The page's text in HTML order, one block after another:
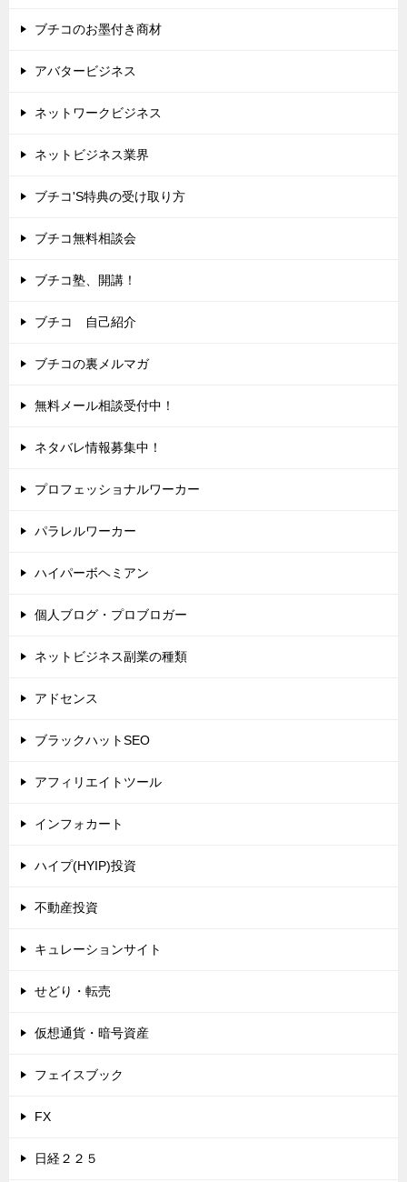
ブチコのお墨付き商材
アバタービジネス
ネットワークビジネス
ネットビジネス業界
ブチコ'S特典の受け取り方
ブチコ無料相談会
ブチコ塾、開講！
ブチコ 自己紹介
ブチコの裏メルマガ
無料メール相談受付中！
ネタバレ情報募集中！
プロフェッショナルワーカー
パラレルワーカー
ハイパーボヘミアン
個人ブログ・プロブロガー
ネットビジネス副業の種類
アドセンス
ブラックハットSEO
アフィリエイトツール
インフォカート
ハイプ(HYIP)投資
不動産投資
キュレーションサイト
せどり・転売
仮想通貨・暗号資産
フェイスブック
FX
日経２２５